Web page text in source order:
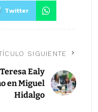
Twitter
SIGUIENTE
Ealy
en Miguel
Hidalgo